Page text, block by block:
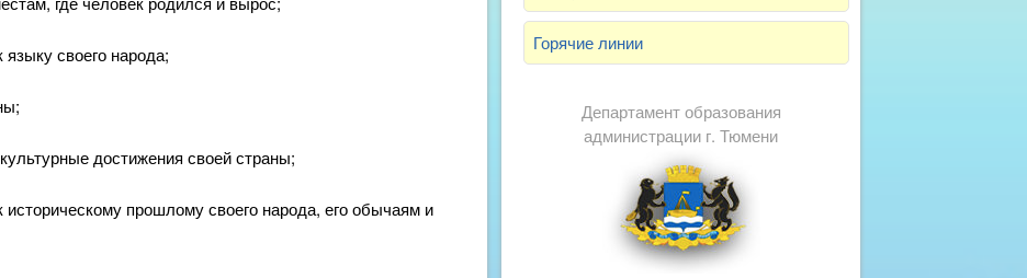
своего народа;
достижения своей страны;
прошлому своего народа, его обычаям и
Горячие линии
Департамент образования
администрации г. Тюмени